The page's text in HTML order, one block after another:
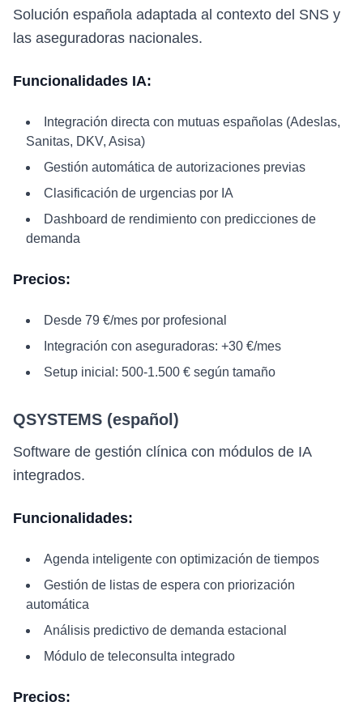
Solución española adaptada al contexto del SNS y
las aseguradoras nacionales.
Funcionalidades IA:
Integración directa con mutuas españolas (Adeslas,
Sanitas, DKV, Asisa)
Gestión automática de autorizaciones previas
Clasificación de urgencias por IA
Dashboard de rendimiento con predicciones de
demanda
Precios:
Desde 79 €/mes por profesional
Integración con aseguradoras: +30 €/mes
Setup inicial: 500-1.500 € según tamaño
QSYSTEMS (español)
Software de gestión clínica con módulos de IA
integrados.
Funcionalidades:
Agenda inteligente con optimización de tiempos
Gestión de listas de espera con priorización
automática
Análisis predictivo de demanda estacional
Módulo de teleconsulta integrado
Precios: